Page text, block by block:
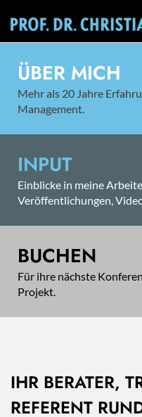
ÜBER MICH
Mehr als 20 Jahre
Management.
INPUT
Einblicke in meine
Veröffentlichungen,
BUCHEN
Für ihre nächste
Projekt.
IHR BERATER,
REFERENT